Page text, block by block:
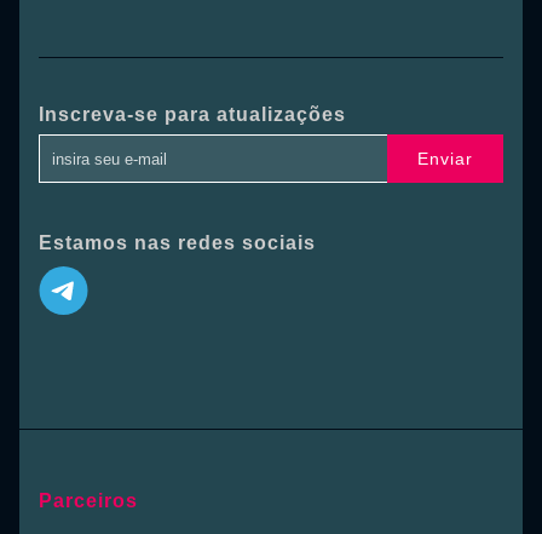
Inscreva-se para atualizações
Enviar
Estamos nas redes sociais
Parceiros